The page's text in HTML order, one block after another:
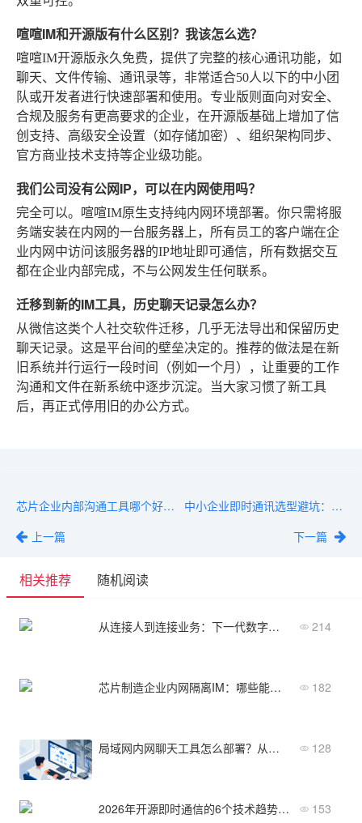
喧喧IM和开源版有什么区别？我该怎么选？
喧喧IM开源版永久免费，提供了完整的核心通讯功能，如
聊天、文件传输、通讯录等，非常适合50人以下的中小团
队或开发者进行快速部署和使用。专业版则面向对安全、
合规及服务有更高要求的企业，在开源版基础上增加了信
创支持、高级安全设置（如存储加密）、组织架构同步、
官方商业技术支持等企业级功能。
我们公司没有公网IP，可以在内网使用吗？
完全可以。喧喧IM原生支持纯内网环境部署。你只需将服
务端安装在内网的一台服务器上，所有员工的客户端在企
业内网中访问该服务器的IP地址即可通信，所有数据交互
都在企业内部完成，不与公网发生任何联系。
迁移到新的IM工具，历史聊天记录怎么办？
从微信这类个人社交软件迁移，几乎无法导出和保留历史
聊天记录。这是平台间的壁垒决定的。推荐的做法是在新
旧系统并行运行一段时间（例如一个月），让重要的工作
沟通和文件在新系统中逐步沉淀。当大家习惯了新工具
后，再正式停用旧的办公方式。
芯片企业内部沟通工具哪个好用？从部署到运维全面评测
上一篇
中小企业即时通讯选型避坑：这3个误区一定要注意
下一篇
相关推荐 随机阅读
从连接人到连接业务：下一代数字化IM通讯软件的趋势 214
芯片制造企业内网隔离IM：哪些能力是必备的？ 182
局域网内网聊天工具怎么部署？从安装配置到日常运维的落地指南 128
2026年开源即时通信的6个技术趋势与最佳实践 153